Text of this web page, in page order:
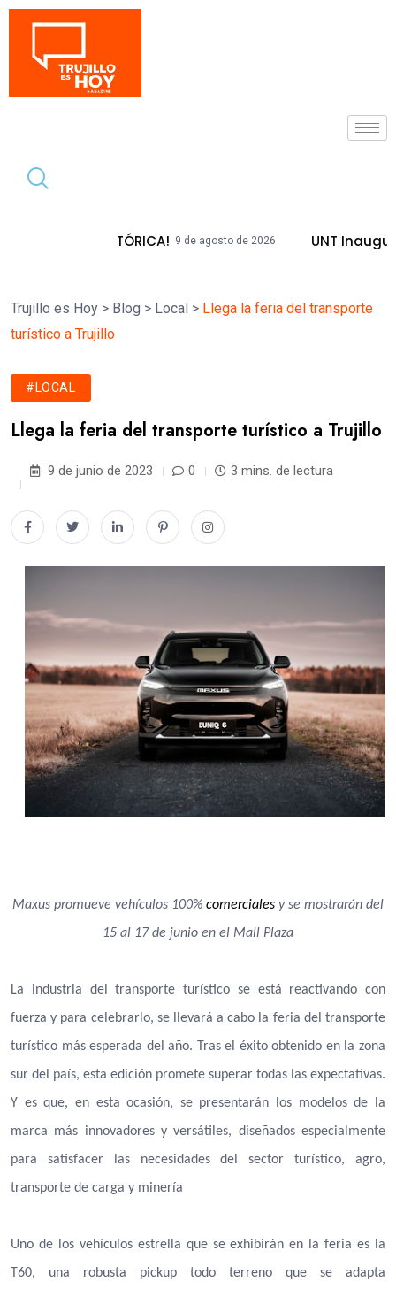
9 de agosto de 2026 UNT Inaugura Plazas
Trujillo es Hoy > Blog > Local > Llega la feria del transporte
turístico a Trujillo
#LOCAL
Llega la feria del transporte turístico a Trujillo
9 de junio de 2023 0 3 mins. de lectura
Maxus promueve vehículos 100% comerciales y se mostrarán del
15 al 17 de junio en el Mall Plaza
La industria del transporte turístico se está reactivando con
fuerza y para celebrarlo, se llevará a cabo la feria del transporte
turístico más esperada del año. Tras el éxito obtenido en la zona
sur del país, esta edición promete superar todas las expectativas.
Y es que, en esta ocasión, se presentarán los modelos de la
marca más innovadores y versátiles, diseñados especialmente
para satisfacer las necesidades del sector turístico, agro,
transporte de carga y minería
Uno de los vehículos estrella que se exhibirán en la feria es la
T60, una robusta pickup todo terreno que se adapta